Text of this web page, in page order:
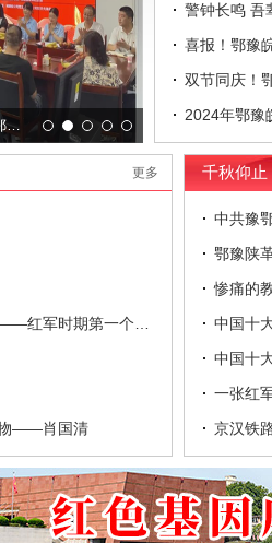
从社区到军营，从线下到云端！鄂豫皖革命纪念馆 “八一” 活动亮点纷呈
警钟长鸣 吾辈自强——鄂豫皖革命纪
喜报！鄂豫皖革命纪念
双节同庆！鄂豫
2024年鄂豫
更多
军时期第一个税务局
物——肖国清
千秋仰止
中共豫
鄂豫陕
惨痛的
中国十
中国十
一张红
京汉铁